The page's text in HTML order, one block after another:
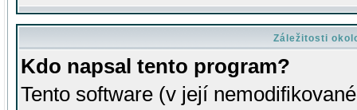
Záležitosti
Kdo napsal tento program?
Tento software (v její